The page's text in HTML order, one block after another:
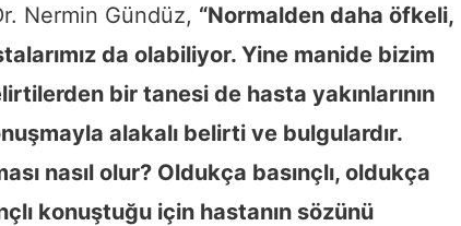
Nermin Gündüz, “Normalden daha öfkeli,
da olabiliyor. Yine manide bizim
bir tanesi de hasta yakınlarının
alakalı belirti ve bulgulardır.
nasıl olur? Oldukça basınçlı, oldukça
konuştuğu için hastanın sözünü